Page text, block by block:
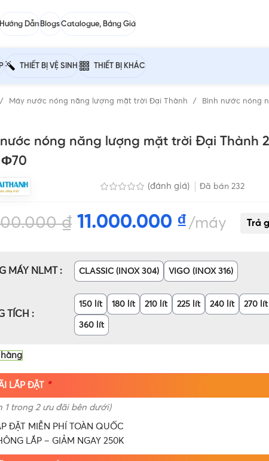
Hướng Dẫn BlogsCatalogue, Bảng Giá
THIẾT BỊ VỆ SINH THIẾT BỊ KHÁC
Máy nước nóng năng lượng mặt trời Đại Thành
Bình nước nóng
nóng năng lượng mặt trời Đại Thành
(đánh giá) Đã bán 232
₫ 11.000.000 ₫ máy
MÁY NLMT CLASSIC (INOX 304) VIGO (INOX 316)
TÍCH
150 lít 180 lít 210 lít 225 lít 240 lít 270 lít
360 lít
LẮP ĐẶT *
1 trong 2 ưu đãi bên dưới)
ĐẶT MIỄN PHÍ TOÀN QUỐC
LẮP – GIẢM NGAY 250K